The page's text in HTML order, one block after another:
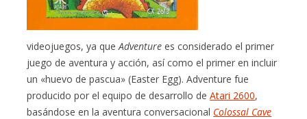
videojuegos, ya queAdventure es considerado el primer
juego de aventura y acción, así como el primer en incluir
un «huevo de pascua» (Easter Egg). Adventure fue
producido por el equipo de desarrollo deAtari 2600,
basándose en la aventura conversacional Colossal Cave